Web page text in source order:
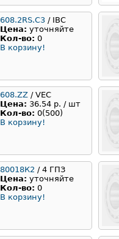
608.2RS.C3 / IBC
Цена: уточняйте
Кол-во: 0
В корзину!
608.ZZ / VEC
Цена: 36.54 р. / шт
Кол-во: 0(500)
В корзину!
80018К2 / 4 ГПЗ
Цена: уточняйте
Кол-во: 0
В корзину!